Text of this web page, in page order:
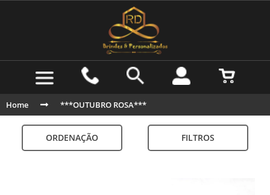
Home ***OUTUBRO ROSA***
ORDENAÇÃO FILTROS